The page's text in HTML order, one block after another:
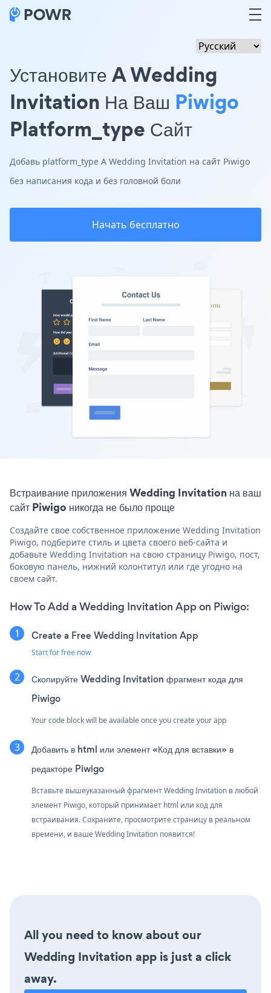
Установите A Wedding
Invitation На Ваш Piwigo
Platform_type Сайт
Добавь platform_type A Wedding Invitation на сайт Piwigo
без написания кода и без головной боли
Начать бесплатно
Встраивание приложения Wedding Invitation на ваш
сайт Piwigo никогда не было проще
Создайте свое собственное приложение Wedding Invitation
Piwigo, подберите стиль и цвета своего веб-сайта и
добавьте Wedding Invitation на свою страницу Piwigo, пост,
боковую панель, нижний колонтитул или где угодно на
своем сайт.
How To Add a Wedding Invitation App on Piwigo:
Create a Free Wedding Invitation App
Start for free now
Скопируйте Wedding Invitation фрагмент кода для
Piwigo
Your code block will be available once you create your app
Добавить в html или элемент «Код для вставки» в
редакторе Piwigo
Вставьте вышеуказанный фрагмент Wedding Invitation в любой
элемент Piwigo, который принимает html или код для
встраивания. Сохраните, просмотрите страницу в реальном
времени, и ваше Wedding Invitation появится!
All you need to know about our
Wedding Invitation app is just a click
away.